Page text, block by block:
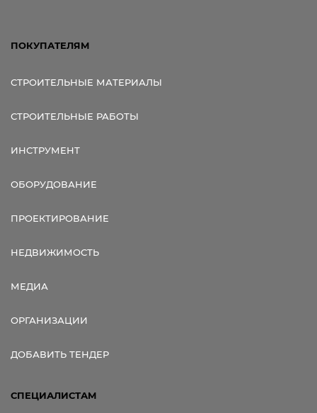
ПОКУПАТЕЛЯМ
СТРОИТЕЛЬНЫЕ МАТЕРИАЛЫ
СТРОИТЕЛЬНЫЕ РАБОТЫ
ИНСТРУМЕНТ
ОБОРУДОВАНИЕ
ПРОЕКТИРОВАНИЕ
НЕДВИЖИМОСТЬ
МЕДИА
ОРГАНИЗАЦИИ
ДОБАВИТЬ ТЕНДЕР
СПЕЦИАЛИСТАМ